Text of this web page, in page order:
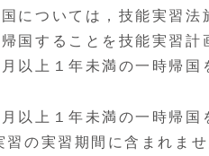
については，技能実習
国することを技能実習
以上１年未満の一時帰
以上１年未満の一時帰
の実習期間に含まれま